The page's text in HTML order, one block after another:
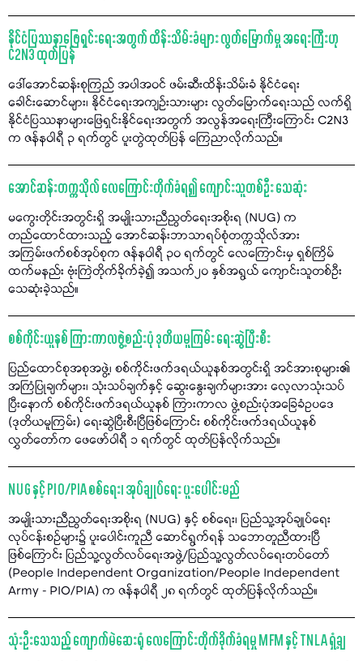
နိုင်ငံပြဿနာဖြေရှင်းရေးအတွက် ထိန်းသိမ်းခံများ လွတ်မြောက်မှု အရေးကြီးဟု
C2N3 ထုတ်ပြန်
ဒေါ်အောင်ဆန်းစုကြည် အပါအဝင် ဖမ်းဆီးထိန်းသိမ်းခံ နိုင်ငံရေး
ခေါင်းဆောင်များ၊ နိုင်ငံရေးအကျဉ်းသားများ လွတ်မြောက်ရေးသည် လက်ရှိ
နိုင်ငံပြဿနာများဖြေရှင်းနိုင်ရေးအတွက် အလွန်အရေးကြီးကြောင်း C2N3
က ဇန်နဝါရီ ၃ ရက်တွင် ပူးတွဲထုတ်ပြန် ကြေညာလိုက်သည်။
အောင်ဆန်းတက္ကသိုလ် လေကြောင်းတိုက်ခံရ၍ ကျောင်းသူတစ်ဦး သေဆုံး
မကွေးတိုင်းအတွင်းရှိ အမျိုးသားညီညွတ်ရေးအစိုးရ (NUG) က
တည်ထောင်ထားသည့် အောင်ဆန်းဘာသာရပ်စုံတက္ကသိုလ်အား
အကြမ်းဖက်စစ်အုပ်စုက ဇန်နဝါရီ ၃၀ ရက်တွင် လေကြောင်းမှ ရှစ်ကြိမ်
ထက်မနည်း ဗုံးကြဲတိုက်ခိုက်ခဲ့၍ အသက်၂၀ နှစ်အရွယ် ကျောင်းသူတစ်ဦး
သေဆုံးခဲ့သည်။
စစ်ကိုင်းယူနစ် ကြားကာလဖွဲ့စည်းပုံ ဒုတိယမူကြမ်း ရေးဆွဲပြီးစီး
ပြည်ထောင်စုအစုအဖွဲ့၊ စစ်ကိုင်းဖက်ဒရယ်ယူနစ်အတွင်းရှိ အင်အားစုများ၏
အကြံပြုချက်များ၊ သုံးသပ်ချက်နှင့် ဆွေးနွေးချက်များအား လေ့လာသုံးသပ်
ပြီးနောက် စစ်ကိုင်းဖက်ဒရယ်ယူနစ် ကြားကာလ ဖွဲ့စည်းပုံအခြေခံဥပဒေ
(ဒုတိယမူကြမ်း) ရေးဆွဲပြီးစီးပြီဖြစ်ကြောင်း စစ်ကိုင်းဖက်ဒရယ်ယူနစ်
လွှတ်တော်က ဖေဖော်ဝါရီ ၁ ရက်တွင် ထုတ်ပြန်လိုက်သည်။
NUG နှင့် PIO/PIA စစ်ရေး၊ အုပ်ချုပ်ရေး ပူးပေါင်းမည်
အမျိုးသားညီညွတ်ရေးအစိုးရ (NUG) နှင့် စစ်ရေး၊ ပြည်သူ့အုပ်ချုပ်ရေး
လုပ်ငန်းစဉ်များ၌ ပူးပေါင်းကူညီ ဆောင်ရွက်ရန် သဘောတူညီထားပြီ
ဖြစ်ကြောင်း ပြည်သူ့လွတ်လပ်ရေးအဖွဲ့/ပြည်သူ့လွတ်လပ်ရေးတပ်တော်
(People Independent Organization/People Independent
Army - PIO/PIA) က ဇန်နဝါရီ ၂၈ ရက်တွင် ထုတ်ပြန်လိုက်သည်။
သုံးဦးသေသည့် ကျောက်မဲဆေးရုံ လေကြောင်းတိုက်ခိုက်ခံရမှု MFM နှင့် TNLA ရှုံ့ချ